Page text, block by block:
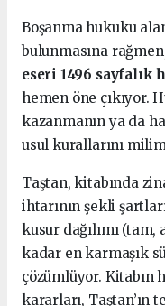
Boşanma hukuku
bulunmasına
eseri 1496 sayfalık
hemen öne çıkıyor.
kazanmanın ya da
usul kurallarını
Taştan, kitabında
ihtarının şekli
kusur dağılımı
kadar en karmaşık
çözümlüyor. Kitabın
kararları,